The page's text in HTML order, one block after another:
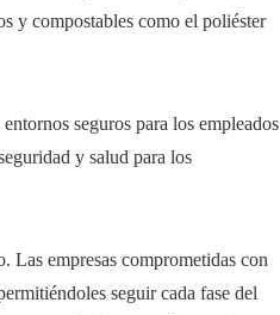
y compostables como el poliéster
seguros para los empleados
y salud para los
Las empresas comprometidas con
seguir cada fase del